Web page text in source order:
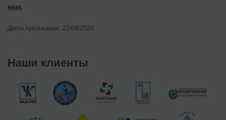
нам.
Дата публикации: 21/04/2020
Наши клиенты